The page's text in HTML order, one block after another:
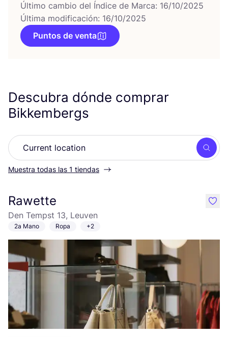
Último cambio del Índice de Marca: 16/10/2025
Última modificación: 16/10/2025
Puntos de venta
Descubra dónde comprar
Bikkembergs
Muestra todas las 1 tiendas
Rawette
Den Tempst 13, Leuven
2a Mano Ropa +2
like